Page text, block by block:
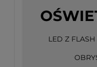
LED Z